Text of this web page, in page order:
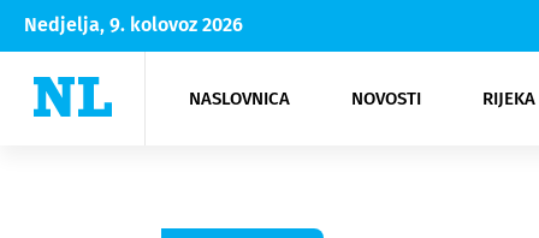
Nedjelja, 9. kolovoz 2026
NASLOVNICA NOVOSTI
Rijeka Opatija
NK
Moda
Kultura